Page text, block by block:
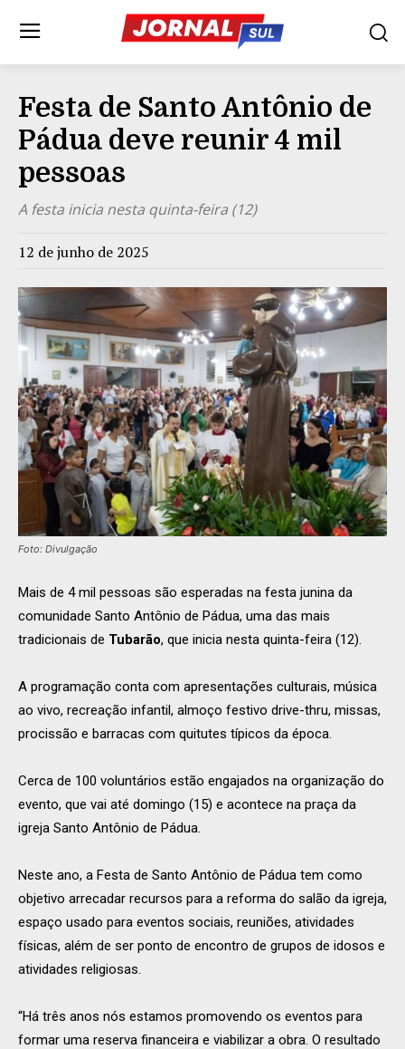
Festa de Santo Antônio de
Pádua deve reunir 4 mil
pessoas
A festa inicia nesta quinta-feira (12)
12 de junho de 2025
Foto: Divulgação
Mais de 4 mil pessoas são esperadas na festa junina da
comunidade Santo Antônio de Pádua, uma das mais
tradicionais de Tubarão, que inicia nesta quinta-feira (12).
A programação conta com apresentações culturais, música
ao vivo, recreação infantil, almoço festivo drive-thru, missas,
procissão e barracas com quitutes típicos da época.
Cerca de 100 voluntários estão engajados na organização do
evento, que vai até domingo (15) e acontece na praça da
igreja Santo Antônio de Pádua.
Neste ano, a Festa de Santo Antônio de Pádua tem como
objetivo arrecadar recursos para a reforma do salão da igreja,
espaço usado para eventos sociais, reuniões, atividades
físicas, além de ser ponto de encontro de grupos de idosos e
atividades religiosas.
“Há três anos nós estamos promovendo os eventos para
formar uma reserva financeira e viabilizar a obra. O resultado